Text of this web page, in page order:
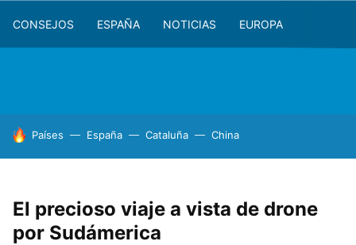
CONSEJOS ESPAÑA NOTICIAS EUROPA
HOY SE HABLA DE
Países España Cataluña China
El precioso viaje a vista de drone
por Sudámerica